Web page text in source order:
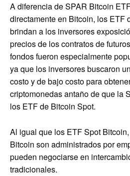
A diferencia de SPAR Bitcoin
directamente en Bitcoin, los ETF
brindan a los inversores
precios de los contratos de
fondos fueron especialmente
ya que los inversores buscaron
costo y de bajo costo para
criptomonedas antaño de que la
los ETF de Bitcoin Spot.
Al igual que los ETF Spot
Bitcoin son administrados por
pueden negociarse en
tradicionales.